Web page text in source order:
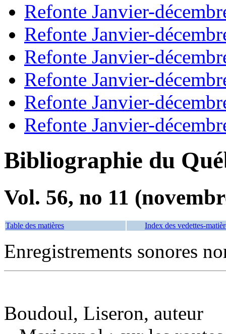
Refonte Janvier-
Refonte Janvier-
Refonte Janvier-
Refonte Janvier-
Refonte Janvier-
Refonte Janvier-
Bibliographie du
Vol. 56, no 11
Table des matières Index des vedettes-
Enregistrements sonores
Boudoul, Liseron, auteur